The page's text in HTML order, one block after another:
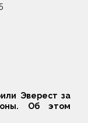
Эверест за
Об этом